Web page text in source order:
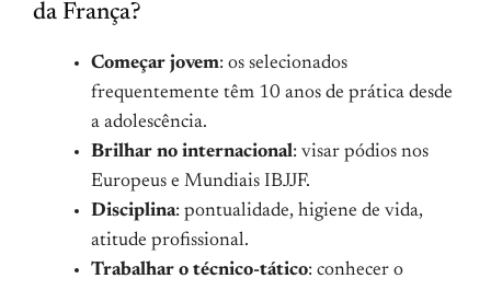
da França?
Começar jovem: os selecionados
frequentemente têm 10 anos de prática desde
a adolescência.
Brilhar no internacional: visar pódios nos
Europeus e Mundiais IBJJF.
Disciplina: pontualidade, higiene de vida,
atitude profissional.
Trabalhar o técnico-tático: conhecer o